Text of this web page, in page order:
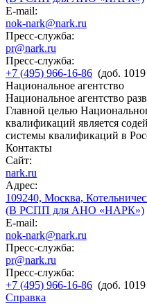
E-mail:
nok-nark@nark.ru
Пресс-служба:
pr@nark.ru
Пресс-служба:
+7 (495) 966-16-86 (доб.
Национальное агентство
Национальное агентство
Главной целью
квалификаций является
системы квалификаций в
Контакты
Сайт:
nark.ru
Адрес:
109240, Москва,
(В РСПП для АНО «НАРК»)
E-mail:
nok-nark@nark.ru
Пресс-служба:
pr@nark.ru
Пресс-служба:
+7 (495) 966-16-86 (доб.
Справка